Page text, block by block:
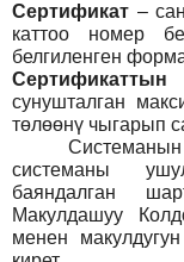
Сертификат –
каттоо номер
белгиленген
сунушталган
төлөөнү чыгарып
системаны
баяндалган
Макулдашуу
менен